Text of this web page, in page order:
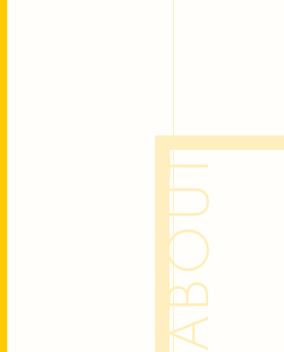
ABOUT